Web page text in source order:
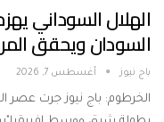
الهلال السوداني
السودان ويحقق
باج نيوز أغسطس 7, 2026
الخرطوم: باج نيوز جرت عصر